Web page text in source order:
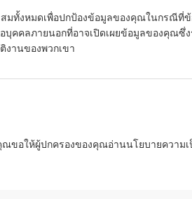
งหมดเพื่อปกป้องข้อมูลของคุณในกรณีที่ข้
คคลภายนอกที่อาจเปิดเผยข้อมูลของคุณซึ่
งานของพวกเขา
อให้ผู้ปกครองของคุณอ่านนโยบายความ